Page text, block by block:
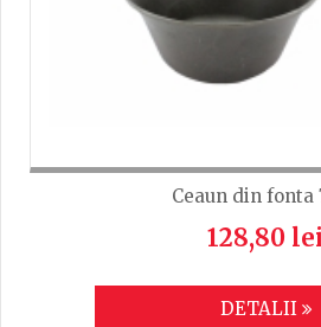
Ceaun din fonta
128,80
DETALII